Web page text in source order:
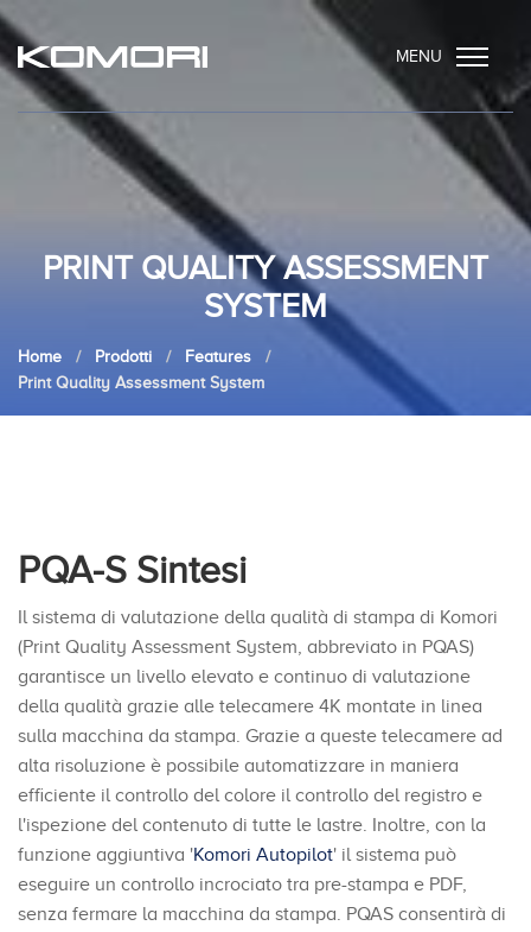
MENU
PRINT QUALITY ASSESSMENT
SYSTEM
Home Prodotti
Features
Print Quality Assessment System
PQA-S Sintesi
Il sistema di valutazione della qualità di stampa di Komori
(Print Quality Assessment System, abbreviato in PQAS)
garantisce un livello elevato e continuo di valutazione
della qualità grazie alle telecamere 4K montate in linea
sulla macchina da stampa. Grazie a queste telecamere ad
alta risoluzione è possibile automatizzare in maniera
efficiente il controllo del colore il controllo del registro e
l'ispezione del contenuto di tutte le lastre. Inoltre, con la
funzione aggiuntiva 'Komori Autopilot' il sistema può
eseguire un controllo incrociato tra pre-stampa e PDF,
senza fermare la macchina da stampa. PQAS consentirà di